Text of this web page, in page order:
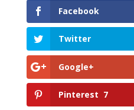
Facebook
Twitter
Google+
Pinterest 7